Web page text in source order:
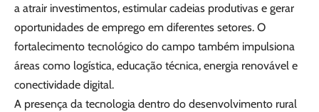
a atrair investimentos, estimular cadeias produtivas e gerar
oportunidades de emprego em diferentes setores. O
fortalecimento tecnológico do campo também impulsiona
áreas como logística, educação técnica, energia renovável e
conectividade digital.
A presença da tecnologia dentro do desenvolvimento rural